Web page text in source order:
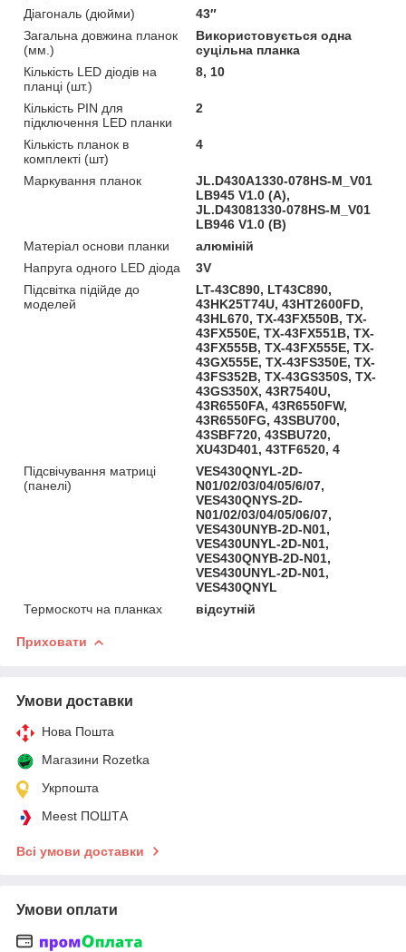
Діагональ (дюйми)
43″
Загальна довжина планок
(мм.)
Використовується одна
суцільна планка
Кількість LED діодів на
планці (шт.)
8, 10
Кількість PIN для
підключення LED планки
2
Кількість планок в
комплекті (шт)
4
Маркування планок
JL.D430A1330-078HS-M_V01
LB945 V1.0 (A),
JL.D43081330-078HS-M_V01
LB946 V1.0 (B)
Матеріал основи планки
алюміній
Напруга одного LED діода
3V
Підсвітка підійде до
моделей
LT-43C890, LT43C890,
43HK25T74U, 43HT2600FD,
43HL670, TX-43FX550B, TX-
43FX550E, TX-43FX551B, TX-
43FX555B, TX-43FX555E, TX-
43GX555E, TX-43FS350E, TX-
43FS352B, TX-43GS350S, TX-
43GS350X, 43R7540U,
43R6550FA, 43R6550FW,
43R6550FG, 43SBU700,
43SBF720, 43SBU720,
XU43D401, 43TF6520, 4
Підсвічування матриці
(панелі)
VES430QNYL-2D-
N01/02/03/04/05/6/07,
VES430QNYS-2D-
N01/02/03/04/05/06/07,
VES430UNYB-2D-N01,
VES430UNYL-2D-N01,
VES430QNYB-2D-N01,
VES430UNYL-2D-N01,
VES430QNYL
Термоскотч на планках
відсутній
Приховати
Умови доставки
Нова Пошта
Магазини Rozetka
Укрпошта
Meest ПОШТА
Всі умови доставки
Умови оплати